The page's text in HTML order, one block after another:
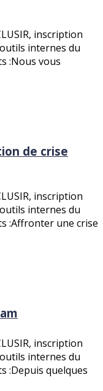
inscription
internes du
:Nous vous
de crise
inscription
internes du
:Affronter une crise
inscription
internes du
:Depuis quelques